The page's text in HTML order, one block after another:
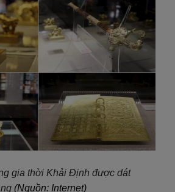
gia thời Khải Định được dát
(Nguồn: Internet)